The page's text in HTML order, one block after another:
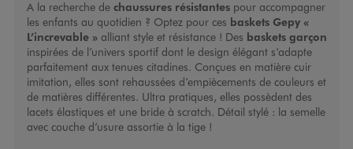
A la recherche de chaussures résistantespour accompagner
les enfants au quotidien ? Optez pour ces baskets Gepy «
L’increvable »alliant style et résistance ! Des baskets garçon
inspirées de l’univers sportif dont le design élégant s’adapte
parfaitement aux tenues citadines. Conçues en matière cuir
imitation, elles sont rehaussées d’empiècements de couleurs et
de matières différentes. Ultra pratiques, elles possèdent des
lacets élastiques et une bride à scratch. Détail stylé : la semelle
avec couche d’usure assortie à la tige !